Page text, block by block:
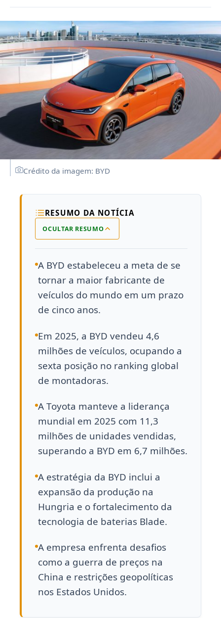
Crédito da imagem: BYD
RESUMO DA NOTÍCIA
OCULTAR RESUMO
A BYD estabeleceu a meta de se
tornar a maior fabricante de
veículos do mundo em um prazo
de cinco anos.
Em 2025, a BYD vendeu 4,6
milhões de veículos, ocupando a
sexta posição no ranking global
de montadoras.
A Toyota manteve a liderança
mundial em 2025 com 11,3
milhões de unidades vendidas,
superando a BYD em 6,7 milhões.
A estratégia da BYD inclui a
expansão da produção na
Hungria e o fortalecimento da
tecnologia de baterias Blade.
A empresa enfrenta desafios
como a guerra de preços na
China e restrições geopolíticas
nos Estados Unidos.